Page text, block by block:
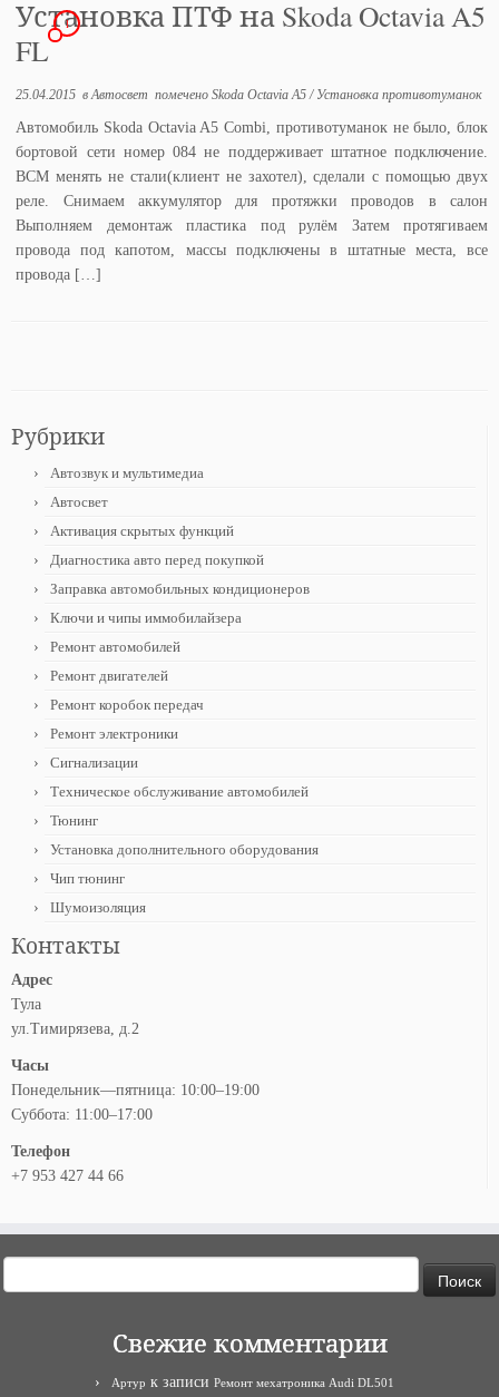
Установка ПТФ на Skoda Octavia A5
FL
1
25.04.2015 вАвтосвет помеченоSkoda Octavia A5/ Установка противотуманок
Автомобиль Skoda Octavia A5 Combi, противотуманок не было, блок
бортовой сети номер 084 не поддерживает штатное подключение.
BCM менять не стали(клиент не захотел), сделали с помощью двух
реле. Снимаем аккумулятор для протяжки проводов в салон
Выполняем демонтаж пластика под рулём Затем протягиваем
провода под капотом, массы подключены в штатные места, все
провода […]
Рубрики
Автозвук и мультимедиа
Автосвет
Активация скрытых функций
Диагностика авто перед покупкой
Заправка автомобильных кондиционеров
Ключи и чипы иммобилайзера
Ремонт автомобилей
Ремонт двигателей
Ремонт коробок передач
Ремонт электроники
Сигнализации
Техническое обслуживание автомобилей
Тюнинг
Установка дополнительного оборудования
Чип тюнинг
Шумоизоляция
Контакты
Адрес
Тула
ул.Тимирязева, д.2
Часы
Понедельник—пятница: 10:00–19:00
Суббота: 11:00–17:00
Телефон
+7 953 427 44 66
Свежие комментарии
Артур к записи Ремонт мехатроника Audi DL501